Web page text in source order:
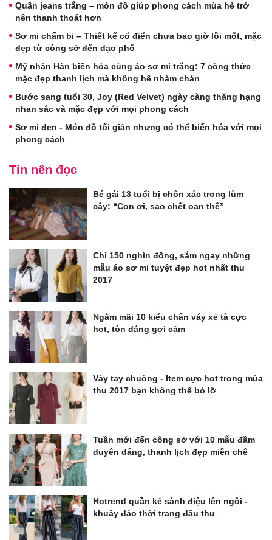
Quần jeans trắng – món đồ giúp phong cách mùa hè trở
nên thanh thoát hơn
Sơ mi chấm bi – Thiết kế cổ điển chưa bao giờ lỗi mốt, mặc
đẹp từ công sở đến dạo phố
Mỹ nhân Hàn biến hóa cùng áo sơ mi trắng: 7 công thức
mặc đẹp thanh lịch mà không hề nhàm chán
Bước sang tuổi 30, Joy (Red Velvet) ngày càng thăng hạng
nhan sắc và mặc đẹp với mọi phong cách
Sơ mi đen - Món đồ tối giản nhưng có thể biến hóa với mọi
phong cách
Tin nên đọc
Bé gái 13 tuổi bị chôn xác trong lùm
cây: “Con ơi, sao chết oan thế”
Chỉ 150 nghìn đồng, sắm ngay những
mẫu áo sơ mi tuyệt đẹp hot nhất thu
2017
Ngắm mãi 10 kiểu chân váy xẻ tà cực
hot, tôn dáng gợi cảm
Váy tay chuông - Item cực hot trong mùa
thu 2017 bạn không thể bỏ lỡ
Tuần mới đến công sở với 10 mẫu đầm
duyên dáng, thanh lịch đẹp miễn chê
Hotrend quần kẻ sành điệu lên ngôi -
khuấy đảo thời trang đầu thu